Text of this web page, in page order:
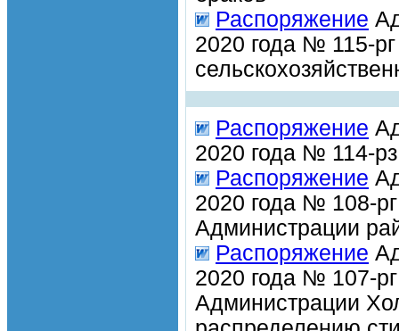
Распоряжение
2020 года № 115-
Распоряжение
2020 года № 114-
Распоряжение
2020 года № 108-
Администрации
Распоряжение
2020 года № 107-
Администрации